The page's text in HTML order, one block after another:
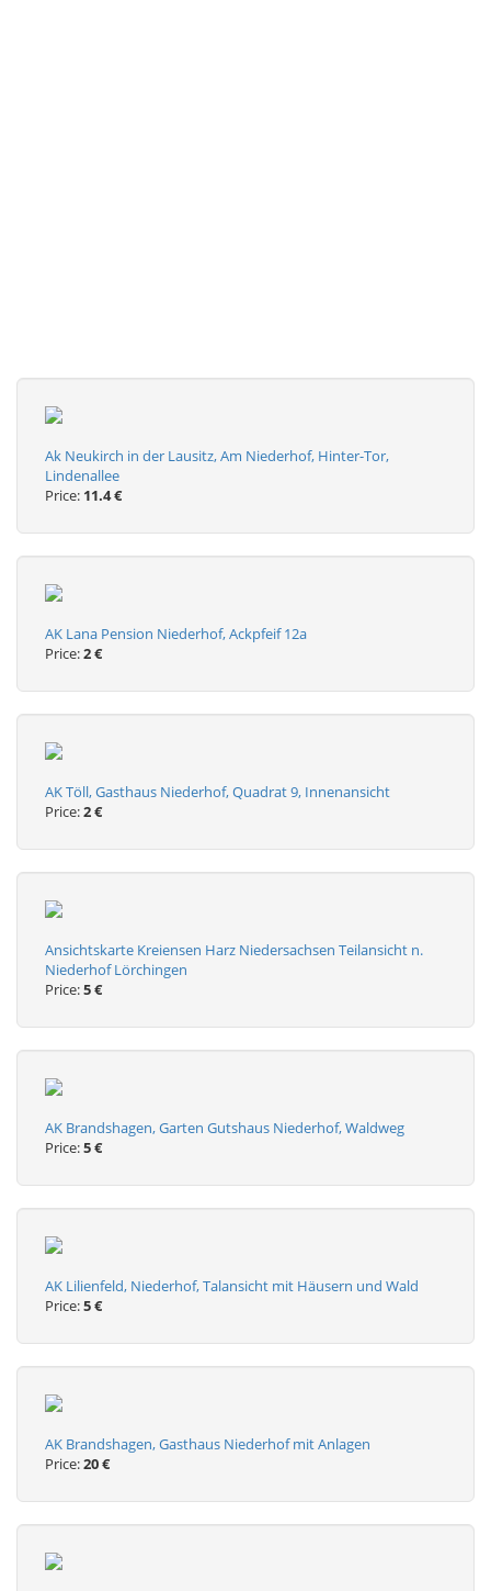
Ak Neukirch in der Lausitz, Am Niederhof, Hinter-Tor,
Lindenallee
Price: 11.4 €
AK Lana Pension Niederhof, Ackpfeif 12a
Price:2 €
AK Töll, Gasthaus Niederhof, Quadrat 9, Innenansicht
Price:2 €
Ansichtskarte Kreiensen Harz Niedersachsen Teilansicht n.
Niederhof Lörchingen
Price:5 €
AK Brandshagen, Garten Gutshaus Niederhof, Waldweg
Price:5 €
AK Lilienfeld, Niederhof, Talansicht mit Häusern und Wald
Price:5 €
AK Brandshagen, Gasthaus Niederhof mit Anlagen
Price:20 €